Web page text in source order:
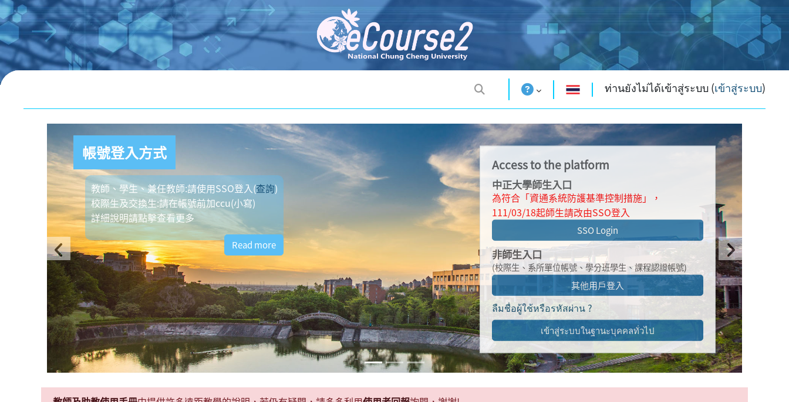
ข้ามไปที่เนื้อหาหลัก
ท่านยังไม่ได้เข้าสู่ระบบ (เข้าสู่ระบบ)
帳號登入方式
教師、學生、兼任教師:請使用SSO登入(查詢)
校際生及交換生:請在帳號前加ccu(小寫)
詳細說明請點擊查看更多
Read more
兼任教師登
兼任教師請使用
Previous Next
Access to the platform
中正大學師生入口
為符合「資通系統防護基準控制措施」，
111/03/18起師生請改由SSO登入
SSO Login
非師生入口
(校際生、系所單位帳號、學分班學生、課程認證帳號)
其他用戶登入
ลืมชื่อผู้ใช้หรือรหัสผ่าน ?
เข้าสู่ระบบในฐานะบุคคลทั่วไป